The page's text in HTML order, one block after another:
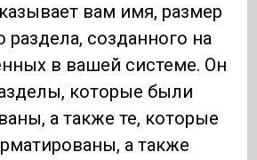
вам имя, размер
раздела, созданного на
в вашей системе. Он
которые были
а также те, которые
а также